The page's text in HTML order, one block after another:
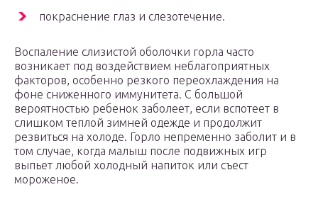
покраснение глаз и слезотечение.
Воспаление слизистой оболочки горла часто
возникает под воздействием неблагоприятных
факторов, особенно резкого переохлаждения на
фоне сниженного иммунитета. С большой
вероятностью ребенок заболеет, если вспотеет в
слишком теплой зимней одежде и продолжит
резвиться на холоде. Горло непременно заболит и в
том случае, когда малыш после подвижных игр
выпьет любой холодный напиток или съест
мороженое.